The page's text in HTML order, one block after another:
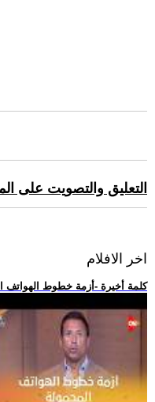
التعليق والتصويت على
اخر الافلام
.. كلمة أخيرة -أزمة خطوط